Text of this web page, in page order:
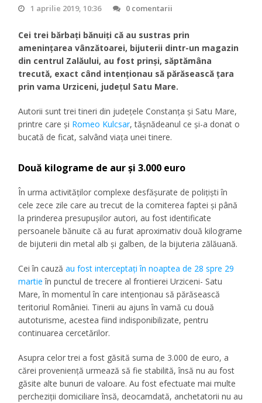
1 aprilie 2019, 10:36 0 comentarii
Cei trei bărbați bănuiți că au sustras prin
amenințarea vânzătoarei, bijuterii dintr-un magazin
din centrul Zalăului, au fost prinși, săptămâna
trecută, exact când intenționau să părăsească țara
prin vama Urziceni, județul Satu Mare.
Autorii sunt trei tineri din județele Constanța și Satu Mare,
printre care și Romeo Kulcsar, tășnădeanul ce și-a donat o
bucată de ficat, salvând viața unei tinere.
Două kilograme de aur și 3.000 euro
În urma activităților complexe desfășurate de polițiști în
cele zece zile care au trecut de la comiterea faptei și până
la prinderea presupușilor autori, au fost identificate
persoanele bănuite că au furat aproximativ două kilograme
de bijuterii din metal alb și galben, de la bijuteria zălăuană.
Cei în cauzăau fost interceptați în noaptea de 28 spre 29
martie în punctul de trecere al frontierei Urziceni- Satu
Mare, în momentul în care intenționau să părăsească
teritoriul României. Tinerii au ajuns în vamă cu două
autoturisme, acestea fiind indisponibilizate, pentru
continuarea cercetărilor.
Asupra celor trei a fost găsită suma de 3.000 de euro, a
cărei proveniență urmează să fie stabilită, însă nu au fost
găsite alte bunuri de valoare. Au fost efectuate mai multe
percheziții domiciliare însă, deocamdată, anchetatorii nu au